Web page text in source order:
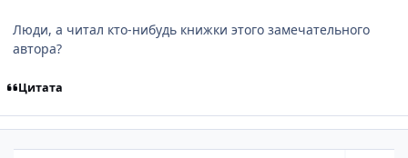
Люди, а читал кто-нибудь книжки этого замечательного
автора?
Цитата